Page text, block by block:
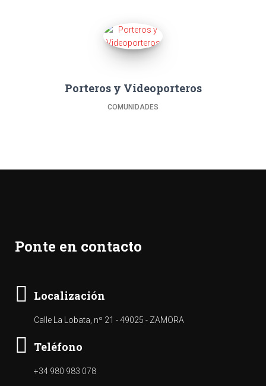
Porteros y Videoporteros
COMUNIDADES
Ponte en contacto
Localización
Calle La Lobata, nº 21 - 49025 - ZAMORA
Teléfono
+34 980 983 078